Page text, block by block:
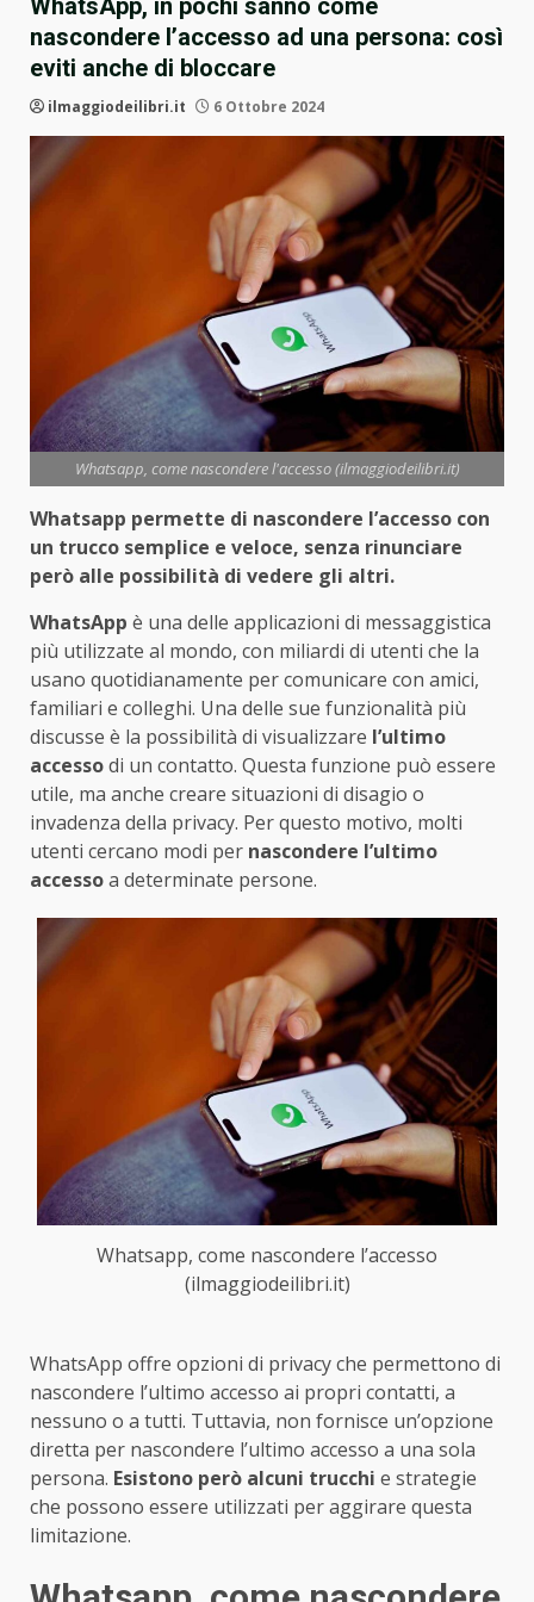
WhatsApp, in pochi sanno come
nascondere l’accesso ad una persona: così
eviti anche di bloccare
ilmaggiodeilibri.it 6 Ottobre 2024
Whatsapp, come nascondere l'accesso (ilmaggiodeilibri.it)
Whatsapp permette di nascondere l’accesso con
un trucco semplice e veloce, senza rinunciare
però alle possibilità di vedere gli altri.
WhatsApp è una delle applicazioni di messaggistica
più utilizzate al mondo, con miliardi di utenti che la
usano quotidianamente per comunicare con amici,
familiari e colleghi. Una delle sue funzionalità più
discusse è la possibilità di visualizzare l’ultimo
accessodi un contatto. Questa funzione può essere
utile, ma anche creare situazioni di disagio o
invadenza della privacy. Per questo motivo, molti
utenti cercano modi per nascondere l’ultimo
accessoa determinate persone.
Whatsapp, come nascondere l’accesso
(ilmaggiodeilibri.it)
WhatsApp offre opzioni di privacy che permettono di
nascondere l’ultimo accesso ai propri contatti, a
nessuno o a tutti. Tuttavia, non fornisce un’opzione
diretta per nascondere l’ultimo accesso a una sola
persona. Esistono però alcuni trucchi e strategie
che possono essere utilizzati per aggirare questa
limitazione.